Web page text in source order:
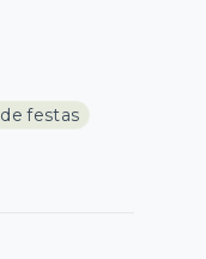
festas